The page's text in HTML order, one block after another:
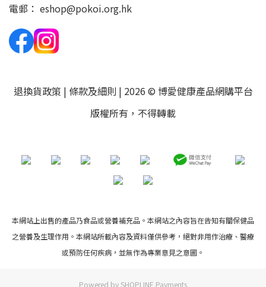
電郵： eshop@pokoi.org.hk
退換貨政策 | 條款及細則 | 2026 © 博愛健康產品網購平台
版權所有，不得轉載
本網站上出售的產品乃食品或營養補充品。本網站之內容旨在告知有關保健品
之營養及生理作用。本網站所載內容及資料僅供參考，絕對非用作治療、醫療
或預防任何疾病，並無作為專業意見之意圖。
Powered by SHOPLINE Payments